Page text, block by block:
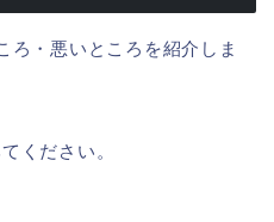
ろ・悪いところを紹介しま
ください。